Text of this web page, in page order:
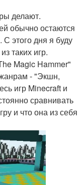
делают.
обычно остаются
этого дня я буду
таких игр.
Magic Hammer"
- "Экшн,
игр Minecraft и
сравнивать
и что она из себя